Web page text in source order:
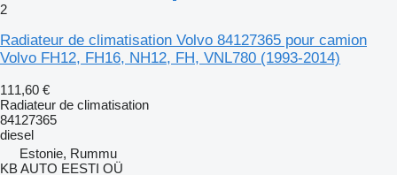
2
Radiateur de climatisation Volvo 84127365 pour camion
Volvo FH12, FH16, NH12, FH, VNL780 (1993-2014)
111,60 €
Radiateur de climatisation
84127365
diesel
Estonie, Rummu
KB AUTO EESTI OÜ